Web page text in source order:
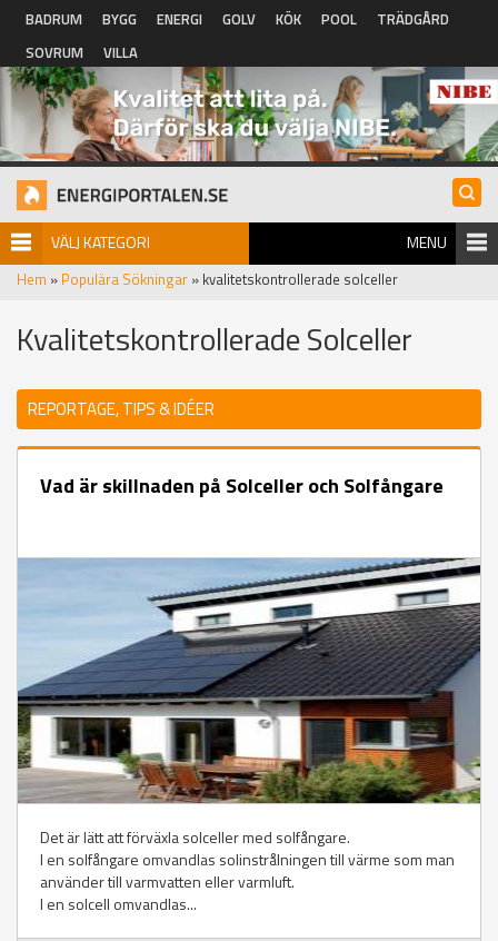
Hoppa till huvudinnehåll
BADRUM BYGG ENERGI GOLV KÖK POOL
TRÄDGÅRD
SOVRUM
VILLA
VÄLJ KATEGORI MENU
Hem » Populära Sökningar » kvalitetskontrollerade solceller
Kvalitetskontrollerade Solceller
REPORTAGE, TIPS & IDÉER
Vad är skillnaden på Solceller och Solfångare
Det är lätt att förväxla solceller med solfångare.
I en solfångare omvandlas solinstrålningen till värme som man
använder till varmvatten eller varmluft.
I en solcell omvandlas...